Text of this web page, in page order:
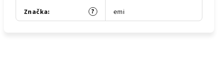
?
Značka: emi